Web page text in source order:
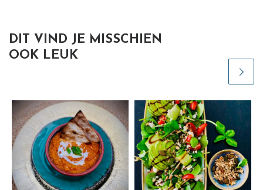
DIT VIND JE MISSCHIEN
OOK LEUK